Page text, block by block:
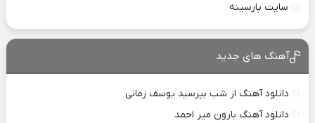
سایت پارسینه
آهنگ های جدید
دانلود آهنگ از شب بپرسید یوسف زمانی
دانلود آهنگ بارون میر احمد